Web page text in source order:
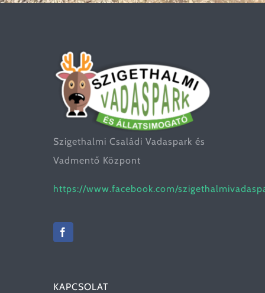
Szigethalmi Családi Vadaspark és
Vadmentő Központ
https://www.facebook.com/
KAPCSOLAT